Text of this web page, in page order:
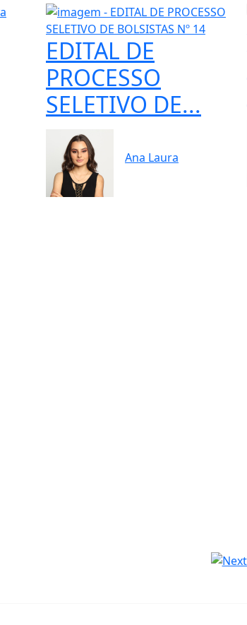
EDITAL DE
PROCESSO
SELETIVO DE...
Ana Laura